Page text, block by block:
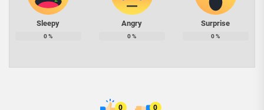
Sleepy
0%
Angry
0%
Surprise
0%
0 0